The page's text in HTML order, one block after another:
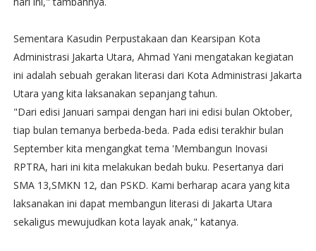
Sementara Kasudin Perpustakaan dan Kearsipan Kota
Administrasi Jakarta Utara, Ahmad Yani mengatakan kegiatan
ini adalah sebuah gerakan literasi dari Kota Administrasi Jakarta
Utara yang kita laksanakan sepanjang tahun.
"Dari edisi Januari sampai dengan hari ini edisi bulan Oktober,
tiap bulan temanya berbeda-beda. Pada edisi terakhir bulan
September kita mengangkat tema 'Membangun Inovasi
RPTRA, hari ini kita melakukan bedah buku. Pesertanya dari
SMA 13,SMKN 12, dan PSKD. Kami berharap acara yang kita
laksanakan ini dapat membangun literasi di Jakarta Utara
sekaligus mewujudkan kota layak anak," katanya.